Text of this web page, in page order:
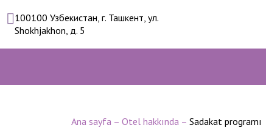
100100 Узбекистан, г. Ташкент, ул.
Shokhjakhon, д. 5
Ana sayfa – Otel hakkında – Sadakat programı